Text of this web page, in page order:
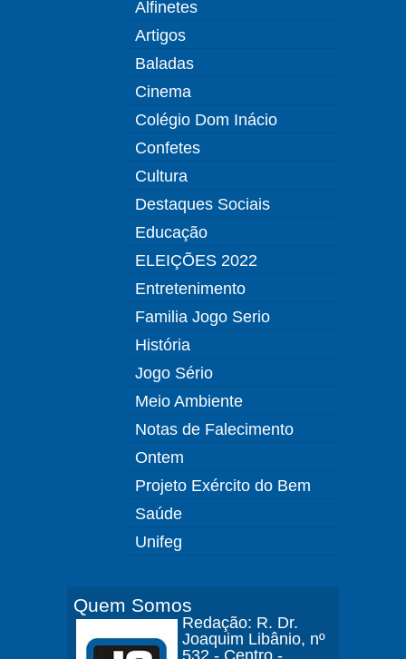
Alfinetes
Artigos
Baladas
Cinema
Colégio Dom Inácio
Confetes
Cultura
Destaques Sociais
Educação
ELEIÇÕES 2022
Entretenimento
Familia Jogo Serio
História
Jogo Sério
Meio Ambiente
Notas de Falecimento
Ontem
Projeto Exército do Bem
Saúde
Unifeg
Quem Somos
Redação: R. Dr.
Joaquim Libânio, nº
532 - Centro -